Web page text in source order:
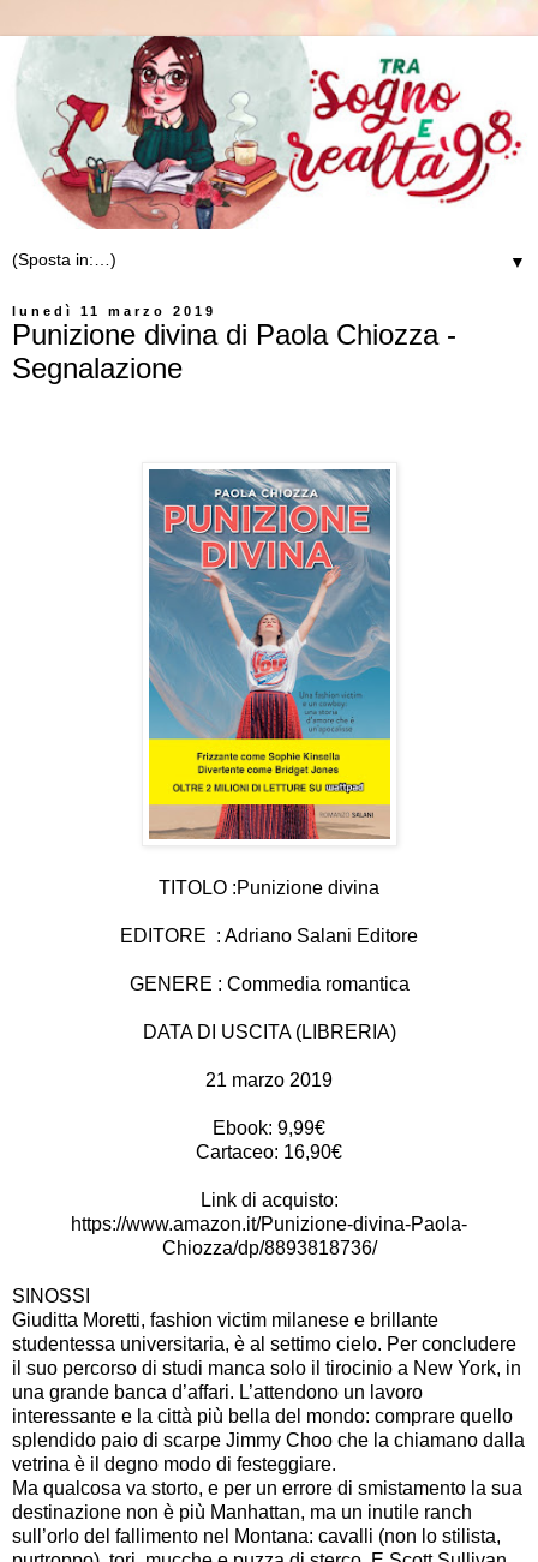
▼
lunedì 11 marzo 2019
Punizione divina di Paola Chiozza -
Segnalazione
TITOLO :Punizione divina
EDITORE : Adriano Salani Editore
GENERE : Commedia romantica
DATA DI USCITA (LIBRERIA)
21 marzo 2019
Ebook: 9,99€
Cartaceo: 16,90€
Link di acquisto:
https://www.amazon.it/Punizione-divina-Paola-
Chiozza/dp/8893818736/
SINOSSI
Giuditta Moretti, fashion victim milanese e brillante
studentessa universitaria, è al settimo cielo. Per concludere
il suo percorso di studi manca solo il tirocinio a New York, in
una grande banca d’affari. L’attendono un lavoro
interessante e la città più bella del mondo: comprare quello
splendido paio di scarpe Jimmy Choo che la chiamano dalla
vetrina è il degno modo di festeggiare.
Ma qualcosa va storto, e per un errore di smistamento la sua
destinazione non è più Manhattan, ma un inutile ranch
sull’orlo del fallimento nel Montana: cavalli (non lo stilista,